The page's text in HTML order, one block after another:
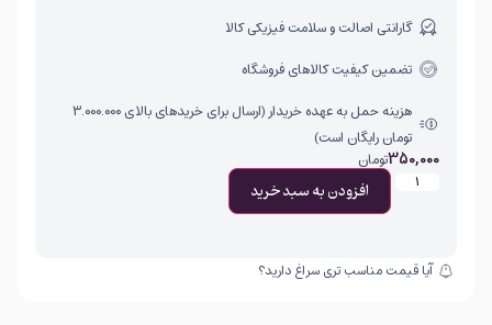
گارانتی اصالت و سلامت فیزیکی کالا
تضمین کیفیت کالاهای فروشگاه
هزینه حمل به عهده خریدار (ارسال برای خریدهای بالای ۳.۰۰۰.۰۰۰
تومان رایگان است)
350,000تومان
افزودن به سبد خرید
آیا قیمت مناسب تری سراغ دارید؟